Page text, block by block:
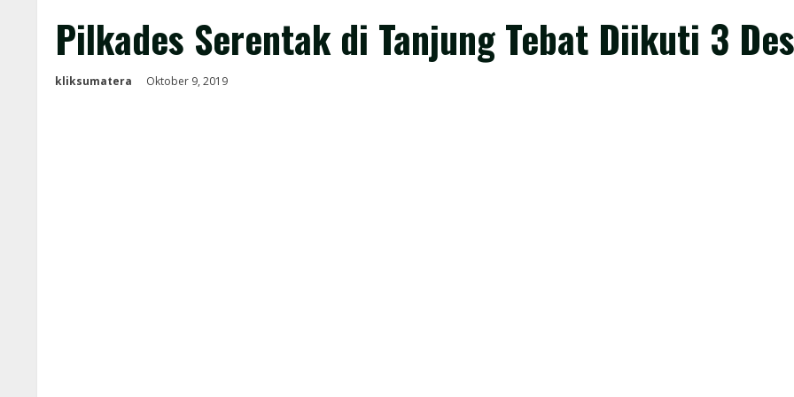
Pilkades Serentak di Tanjung Tebat Diikuti 3
kliksumatera Oktober 9, 2019